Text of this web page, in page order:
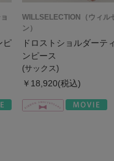
ピ
WILLSELECTION（ウィル
ン）
ドロストショルダーテ
ンピース
(サックス)
￥18,920(税込)